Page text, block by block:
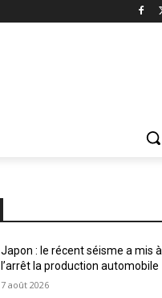
Japon : le récent séisme a mis à
l’arrêt la production automobile
7 août 2026